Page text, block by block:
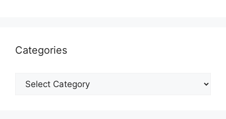
Categories
Categories